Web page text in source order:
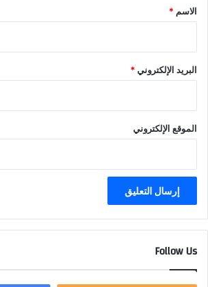
*
الاسم *
البريد الإلكتروني*
الموقع الإلكتروني
Follow Us